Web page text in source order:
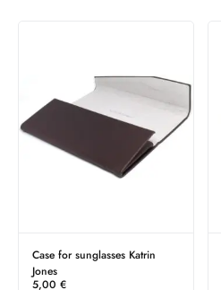
Case for sunglasses Katrin
Jones
5,00 €